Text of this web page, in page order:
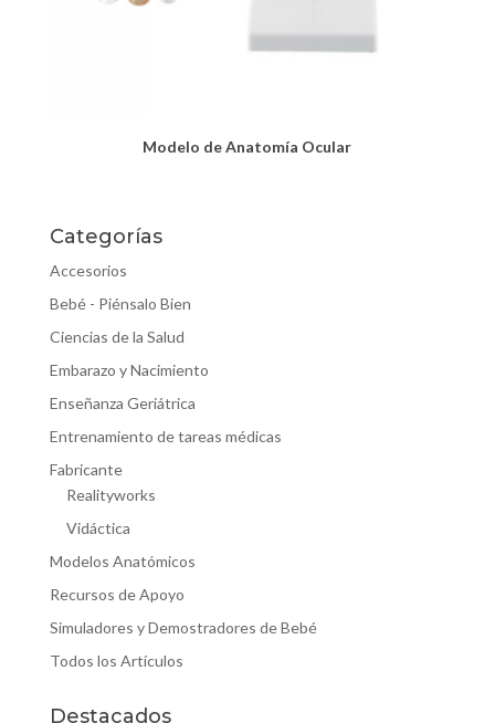
Modelo de Anatomía Ocular
Categorías
Accesorios
Bebé - Piénsalo Bien
Ciencias de la Salud
Embarazo y Nacimiento
Enseñanza Geriátrica
Entrenamiento de tareas médicas
Fabricante
Realityworks
Vidáctica
Modelos Anatómicos
Recursos de Apoyo
Simuladores y Demostradores de Bebé
Todos los Artículos
Destacados